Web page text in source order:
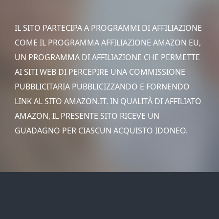
IL SITO PARTECIPA A PROGRAMMI DI AFFILIAZIONE
COME IL PROGRAMMA AFFILIAZIONE AMAZON EU,
UN PROGRAMMA DI AFFILIAZIONE CHE PERMETTE
AI SITI WEB DI PERCEPIRE UNA COMMISSIONE
PUBBLICITARIA PUBBLICIZZANDO E FORNENDO
LINK AL SITO AMAZON.IT. IN QUALITÀ DI AFFILIATO
AMAZON, IL PRESENTE SITO RICEVE UN
GUADAGNO PER CIASCUN ACQUISTO IDONEO.